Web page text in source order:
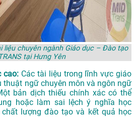
liệu chuyên ngành Giáo dục – Đào tạo
tại Hưng Yên
cao: Các tài liệu trong lĩnh vực giáo
thuật ngữ chuyên môn và ngôn ngữ
bản dịch thiếu chính xác có thể
hoặc làm sai lệch ý nghĩa học
lượng đào tạo và kết quả học